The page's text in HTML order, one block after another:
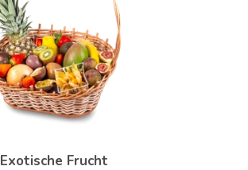
Exotische Frucht